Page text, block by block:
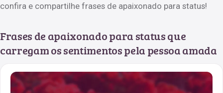
confira e compartilhe frases de apaixonado para status!
Frases de apaixonado para status que
carregam os sentimentos pela pessoa amada